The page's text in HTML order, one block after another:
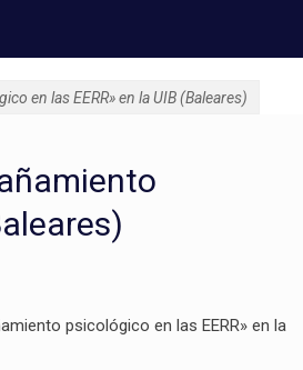
en las EERR» en la UIB (Baleares)
psicológico en las EERR» en la